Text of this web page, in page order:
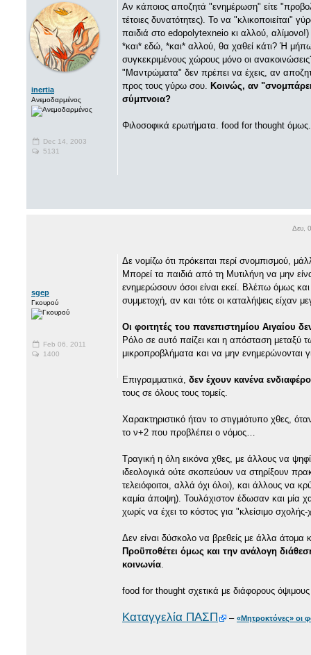
inertia
Ανεμοδαρμένος
Dec 14, 2003
5131
Αν κάποιος αποζητά "ενημέρωση" είτε
τέτοιες δυνατότητες). Το να
παιδιά στο edopolytexneio κι αλλού,
*και* εδώ, *και* αλλού, θα χαθεί κάτι? Ή
συγκεκριμένους χώρους μόνο οι
"Μαντρώματα" δεν πρέπει να έχεις, αν
προς τους γύρω σου.
Κοινώς, αν
σύμπνοια?
Φιλοσοφικά ερωτήματα. food for thought
Δευ,
sgep
Γκουρού
Feb 06, 2011
1400
Δε νομίζω ότι πρόκειται περί σνομπισμού,
Μπορεί τα παιδιά από τη Μυτιλήνη να μην
ενημερώσουν όσοι είναι εκεί. Βλέπω όμως
συμμετοχή, αν και τότε οι καταλήψεις είχαν
Οι φοιτητές του πανεπιστημίου Αιγαίου
Ρόλο σε αυτό παίζει και η απόσταση μεταξύ
μικροπροβλήματα και να μην ενημερώνονται
Επιγραμματικά, δεν έχουν κανένα
τους σε όλους τους τομείς.
Χαρακτηριστικό ήταν το στιγμιότυπο χθες,
το ν+2 που προβλέπει ο νόμος…
Τραγική η όλη εικόνα χθες, με άλλους να
ιδεολογικά ούτε σκοπεύουν να στηρίξουν
τελειόφοιτοι, αλλά όχι όλοι), και άλλους
καμία άποψη). Τουλάχιστον έδωσαν και μία
χωρίς να έχει το κόστος για "κλείσιμο
Δεν είναι δύσκολο να βρεθείς με άλλα άτομα
Προϋποθέτει όμως και την ανάλογη
κοινωνία
food for thought σχετικά με διάφορους
Καταγγελία ΠΑΣΠ – «Μητροκτόνες» οι